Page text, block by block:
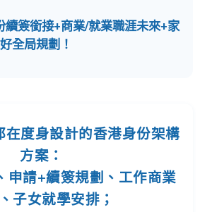
續簽銜接+商業/就業職涯未來+家
全局規劃！
在度身設計的香港身份架構
方案：
申請+續簽規劃、工作商業
子女就學安排；